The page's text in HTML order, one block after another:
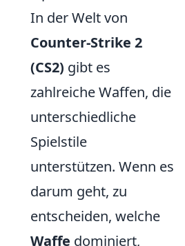
In der Welt von
Counter-Strike 2
(CS2) gibt es
zahlreiche Waffen, die
unterschiedliche
Spielstile
unterstützen. Wenn es
darum geht, zu
entscheiden, welche
Waffe dominiert,